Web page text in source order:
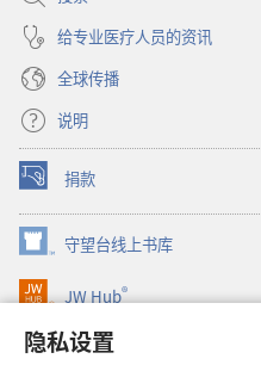
隐私设置
给专业医疗人员的资讯
全球传播
说明
捐款
（打
开
新
窗
口）
守望台线上书库
（打
开
新
口）
JW Hub®
（打
开
新
JW Library®